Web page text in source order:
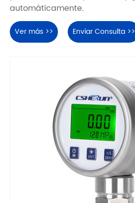
automáticamente.
Ver más >> Enviar Consulta >>